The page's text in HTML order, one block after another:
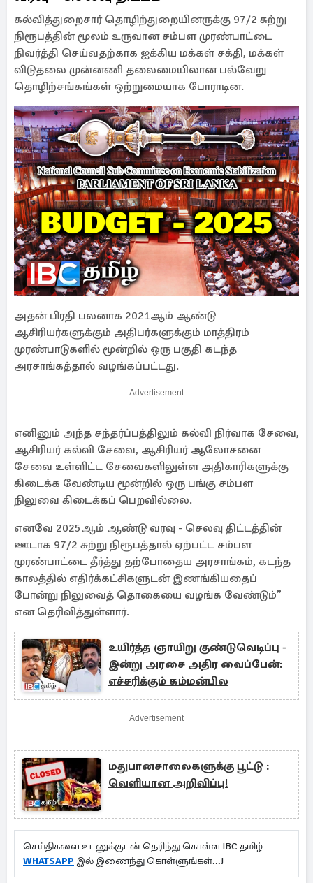
கல்வித்துறைசார் தொழிற்துறையினருக்கு 97/2 சுற்று
நிரூபத்தின் மூலம் உருவான சம்பள முரண்பாட்டை
நிவர்த்தி செய்வதற்காக ஐக்கிய மக்கள் சக்தி, மக்கள்
விடுதலை முன்னணி தலைமையிலான பல்வேறு
தொழிற்சங்கங்கள் ஒற்றுமையாக போராடின.
அதன் பிரதி பலனாக 2021ஆம் ஆண்டு
ஆசிரியர்களுக்கும் அதிபர்களுக்கும் மாத்திரம்
முரண்பாடுகளில் மூன்றில் ஒரு பகுதி கடந்த
அரசாங்கத்தால் வழங்கப்பட்டது.
Advertisement
எனினும் அந்த சந்தர்ப்பத்திலும் கல்வி நிர்வாக சேவை,
ஆசிரியர் கல்வி சேவை, ஆசிரியர் ஆலோசனை
சேவை உள்ளிட்ட சேவைகளிலுள்ள அதிகாரிகளுக்கு
கிடைக்க வேண்டிய மூன்றில் ஒரு பங்கு சம்பள
நிலுவை கிடைக்கப் பெறவில்லை.
எனவே 2025ஆம் ஆண்டு வரவு - செலவு திட்டத்தின்
ஊடாக 97/2 சுற்று நிரூபத்தால் ஏற்பட்ட சம்பள
முரண்பாட்டை தீர்த்து தற்போதைய அரசாங்கம், கடந்த
காலத்தில் எதிர்க்கட்சிகளுடன் இணங்கியதைப்
போன்று நிலுவைத் தொகையை வழங்க வேண்டும்”
என தெரிவித்துள்ளார்.
உயிர்த்த ஞாயிறு குண்டுவெடிப்பு -
இன்று அரசை அதிர வைப்பேன்:
எச்சரிக்கும் கம்மன்பில
Advertisement
மதுபானசாலைகளுக்கு பூட்டு :
வெளியான அறிவிப்பு!
செய்திகளை உடனுக்குடன் தெரிந்து கொள்ள IBC தமிழ்
WHATSAPP இல் இணைந்து கொள்ளுங்கள்...!